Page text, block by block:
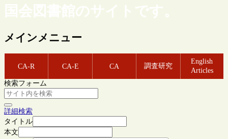
国会図書館のサイトです。
メインメニュー
CA-R CA-E CA 調査研究
English
Articles
検索フォーム
詳細検索
タイトル
本文